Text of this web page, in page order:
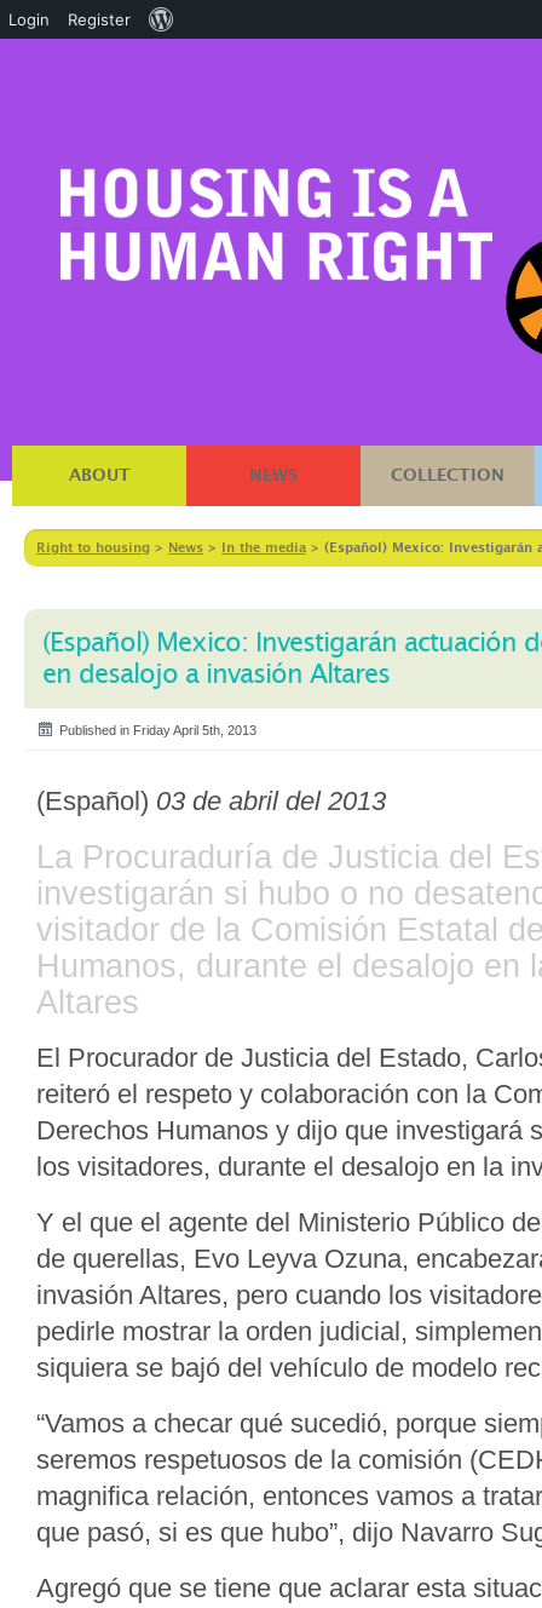
ABOUT NEWS COLLECTION
Right to housing > News > In the media > (Español) Mexico:
(Español) Mexico: Investigarán actuación
en desalojo a invasión Altares
Published in Friday April 5th, 2013
(Español) 03 de abril del 2013
La Procuraduría de Justicia del
investigarán si hubo o no
visitador de la Comisión Estatal
Humanos, durante el desalojo en
Altares
El Procurador de Justicia del Estado,
reiteró el respeto y colaboración con la
Derechos Humanos y dijo que investigará
los visitadores, durante el desalojo en la
Y el que el agente del Ministerio Público
de querellas, Evo Leyva Ozuna,
invasión Altares, pero cuando los
pedirle mostrar la orden judicial,
siquiera se bajó del vehículo de modelo
“Vamos a checar qué sucedió, porque
seremos respetuosos de la comisión
magnifica relación, entonces vamos a
que pasó, si es que hubo”, dijo Navarro
Agregó que se tiene que aclarar esta
Login Register